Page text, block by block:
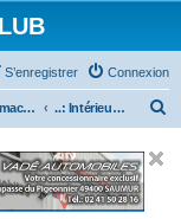
Connexion
S’enregistrer
..: Premacy :.. ..: Intérieur / Electronique (Prm) :..